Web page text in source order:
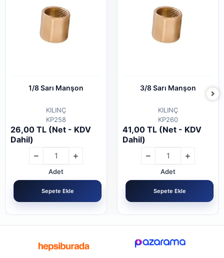
1/8 Sarı Manşon
KILINÇ
KP258
26,00 TL (Net - KDV
Dahil)
Adet
Sepete Ekle
3/8 Sarı Manşon
KILINÇ
KP260
41,00 TL (Net - KDV
Dahil)
Adet
Sepete Ekle